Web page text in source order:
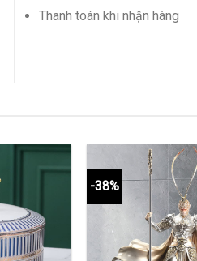
Thanh toán khi nhận hàng
-38%